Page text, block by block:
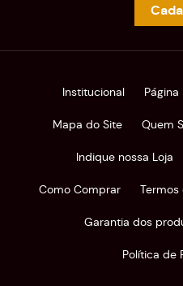
Institucional Página
Mapa do Site Quem
Indique nossa Loja
Como Comprar Termos
Garantia dos
Política de